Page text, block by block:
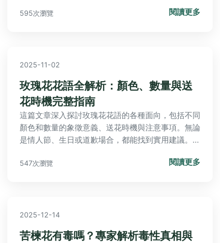
595次瀏覽 閱讀更多
2025-11-02
玫瑰花花語全解析：顏色、數量與送
花時機完整指南
這篇文章深入探討玫瑰花花語的各種面向，包括不同
顏色和數量的象徵意義、送花時機與注意事項。無論
是情人節、生日或道歉場合，都能找到實用建議。文
尷尬，讓每一朵玫瑰都傳遞正確情感。
547次瀏覽 閱讀更多
2025-12-14
苦楝花有毒嗎？專家解析毒性真相與